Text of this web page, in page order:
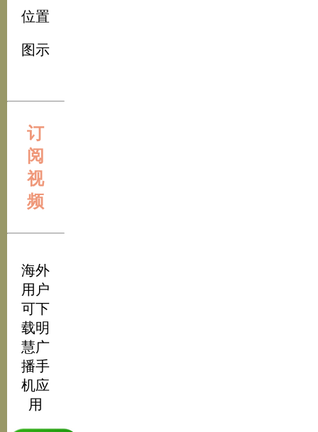
位置
图示
订
阅
视
频
海外
用户
可下
载明
慧广
播手
机应
用